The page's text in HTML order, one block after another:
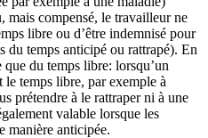
mais compensé, le travailleur ne
libre ou d’être indemnisé pour
du temps anticipé ou rattrapé). En
du temps libre: lorsqu’un
temps libre, par exemple à
prétendre à le rattraper ni à une
valable lorsque les
manière anticipée.